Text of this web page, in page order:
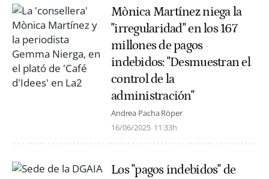
Mònica Martínez niega la
"irregularidad" en los 167
millones de pagos
indebidos: "Desmuestran el
control de la
administración"
Andrea Pacha Röper
16/06/2025 11:33h
Los "pagos indebidos" de